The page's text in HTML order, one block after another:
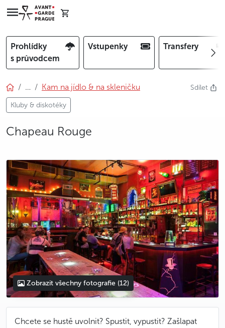
Prohlídky
s průvodcem
Vstupenky Transfery
… Kam na jídlo & na skleničku
Kluby & diskotéky
Sdílet
Chapeau Rouge
photo 5
photo 6
photo 7
photo 8
photo 9
photo 10
photo 11
photo 12
Zobrazit všechny fotografie (12)
Chcete se hustě uvolnit? Spustit, vypustit? Zašlapat